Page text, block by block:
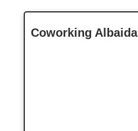
Coworking Albaida